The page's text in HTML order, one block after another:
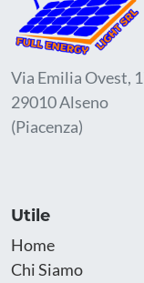
Via Emilia Ovest,
29010 Alseno
(Piacenza)
Utile
Home
Chi Siamo